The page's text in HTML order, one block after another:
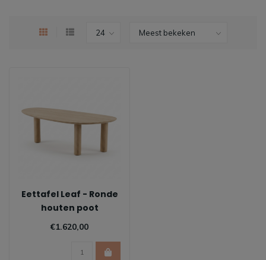
Eettafel Leaf - Ronde
houten poot
€1.620,00